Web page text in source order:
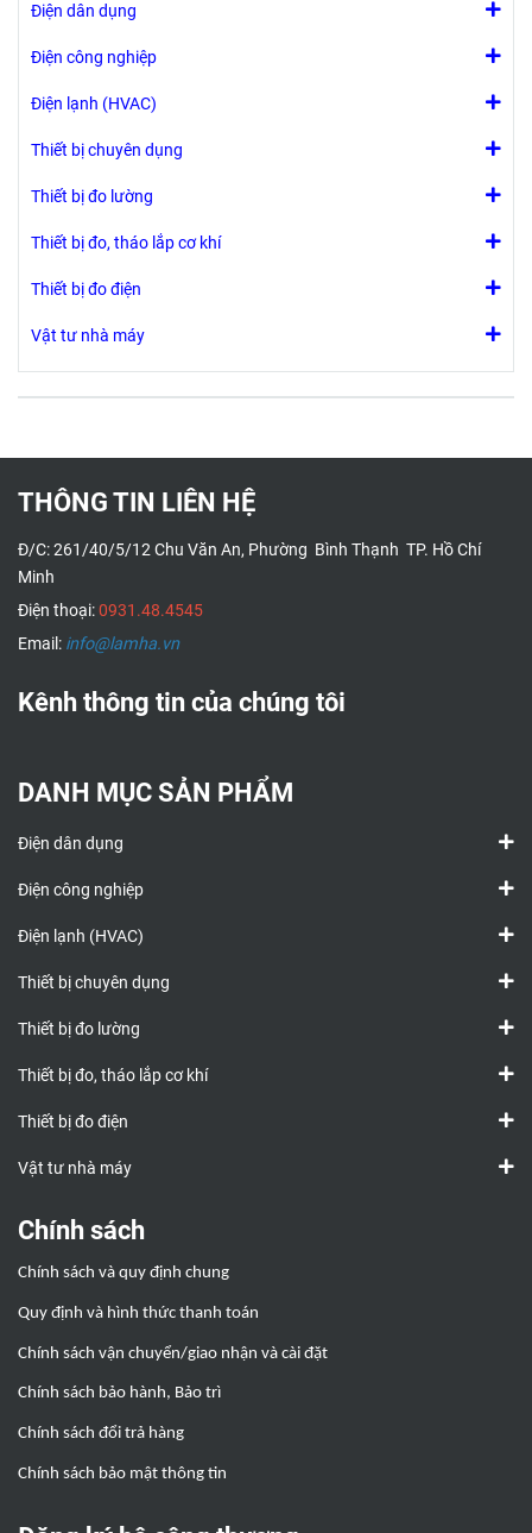
mẫu, ô tô, nội
Điện dân dụng
Điện công nghiệp
Điện lạnh (HVAC)
Thiết bị chuyên dụng
Thiết bị đo lường
Thiết bị đo, tháo lắp cơ khí
Thiết bị đo điện
Vật tư nhà máy
THÔNG TIN LIÊN HỆ
Đ/C: 261/40/5/12 Chu Văn An, Phường Bình Thạnh TP. Hồ Chí
Minh
Điện thoại:0931.48.4545
Email: info@lamha.vn
Kênh thông tin của chúng tôi
DANH MỤC SẢN PHẨM
Điện dân dụng
Điện công nghiệp
Điện lạnh (HVAC)
Thiết bị chuyên dụng
Thiết bị đo lường
Thiết bị đo, tháo lắp cơ khí
Thiết bị đo điện
Vật tư nhà máy
Chính sách
Chính sách và quy định chung
Quy định và hình thức thanh toán
Chính sách vận chuyển/giao nhận và cài đặt
Chính sách bảo hành, Bảo trì
Chính sách đổi trả hàng
Chính sách bảo mật thông tin